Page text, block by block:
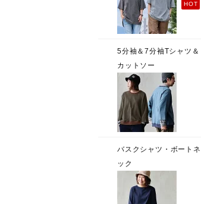
HOT
5分袖＆7分袖Tシャツ＆
カットソー
バスクシャツ・ボートネ
ック